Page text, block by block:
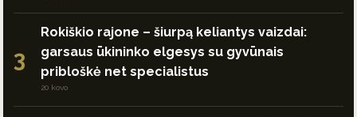
3
Rokiškio rajone – šiurpą keliantys vaizdai:
garsaus ūkininko elgesys su gyvūnais
pribloškė net specialistus
20 kovo